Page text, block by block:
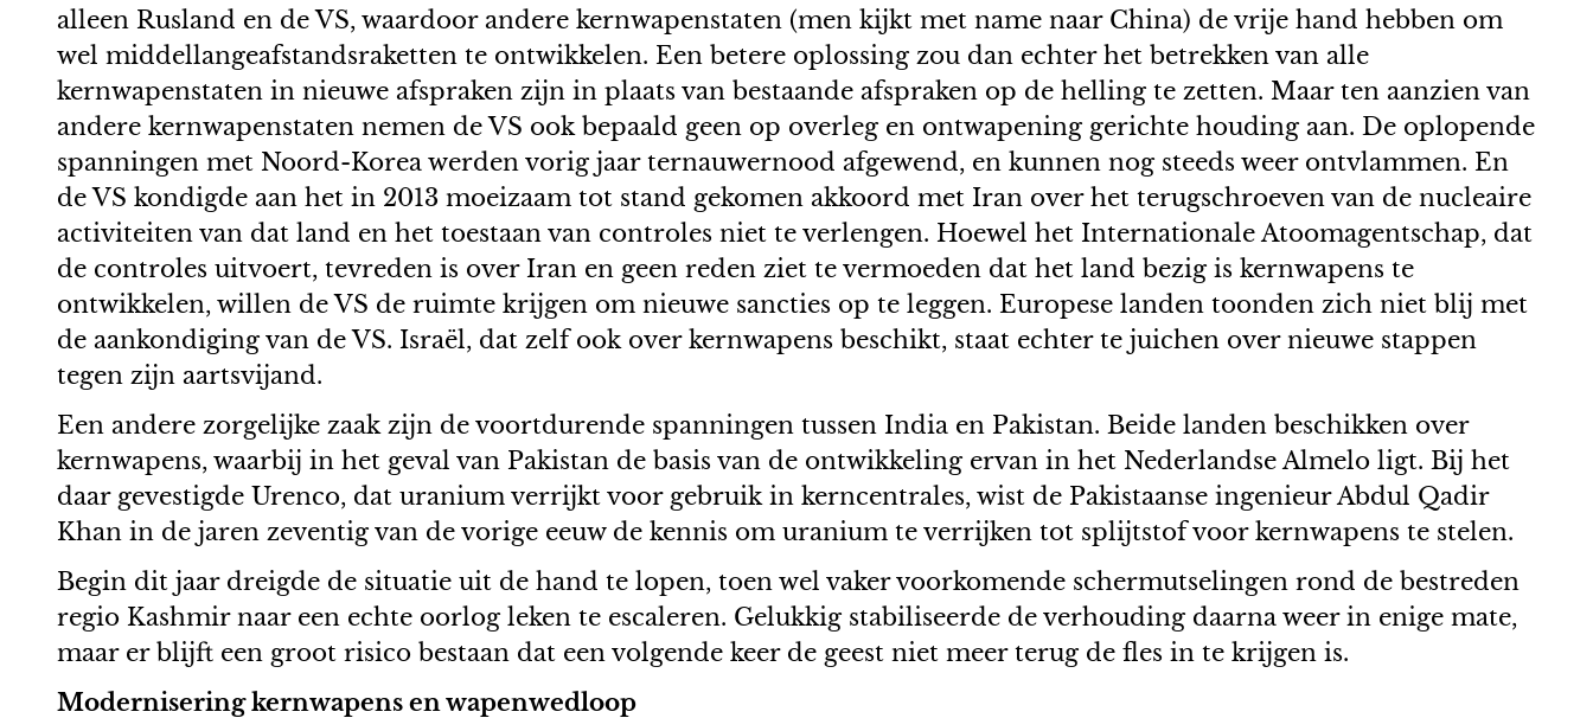
alleen Rusland en de VS, waardoor andere kernwapenstaten (men kijkt met name naar China) de vrije hand hebben om
wel middellangeafstandsraketten te ontwikkelen. Een betere oplossing zou dan echter het betrekken van alle
kernwapenstaten in nieuwe afspraken zijn in plaats van bestaande afspraken op de helling te zetten. Maar ten aanzien van
andere kernwapenstaten nemen de VS ook bepaald geen op overleg en ontwapening gerichte houding aan. De oplopende
spanningen met Noord-Korea werden vorig jaar ternauwernood afgewend, en kunnen nog steeds weer ontvlammen. En
de VS kondigde aan het in 2013 moeizaam tot stand gekomen akkoord met Iran over het terugschroeven van de nucleaire
activiteiten van dat land en het toestaan van controles niet te verlengen. Hoewel het Internationale Atoomagentschap, dat
de controles uitvoert, tevreden is over Iran en geen reden ziet te vermoeden dat het land bezig is kernwapens te
ontwikkelen, willen de VS de ruimte krijgen om nieuwe sancties op te leggen. Europese landen toonden zich niet blij met
de aankondiging van de VS. Israël, dat zelf ook over kernwapens beschikt, staat echter te juichen over nieuwe stappen
tegen zijn aartsvijand.
Een andere zorgelijke zaak zijn de voortdurende spanningen tussen India en Pakistan. Beide landen beschikken over
kernwapens, waarbij in het geval van Pakistan de basis van de ontwikkeling ervan in het Nederlandse Almelo ligt. Bij het
daar gevestigde Urenco, dat uranium verrijkt voor gebruik in kerncentrales, wist de Pakistaanse ingenieur Abdul Qadir
Khan in de jaren zeventig van de vorige eeuw de kennis om uranium te verrijken tot splijtstof voor kernwapens te stelen.
Begin dit jaar dreigde de situatie uit de hand te lopen, toen wel vaker voorkomende schermutselingen rond de bestreden
regio Kashmir naar een echte oorlog leken te escaleren. Gelukkig stabiliseerde de verhouding daarna weer in enige mate,
maar er blijft een groot risico bestaan dat een volgende keer de geest niet meer terug de fles in te krijgen is.
Modernisering kernwapens en wapenwedloop